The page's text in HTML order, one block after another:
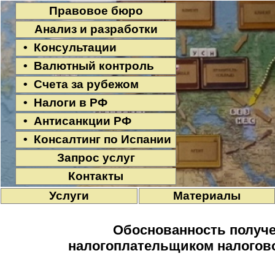
Правовое бюро
Анализ и разработки
• Консультации
• Валютный контроль
• Счета за рубежом
• Налоги в РФ
• Антисанкции РФ
• Консалтинг по Испании
Запрос услуг
Контакты
Услуги
Материалы
Обоснованность
налогоплательщиком